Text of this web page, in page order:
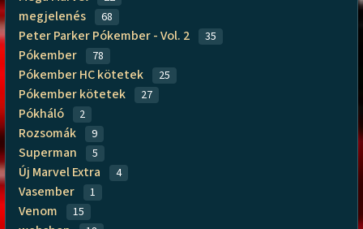
megjelenés 68
Peter Parker Pókember - Vol. 2 35
Pókember 78
Pókember HC kötetek 25
Pókember kötetek 27
Pókháló 2
Rozsomák 9
Superman 5
Új Marvel Extra 4
Vasember 1
Venom 15